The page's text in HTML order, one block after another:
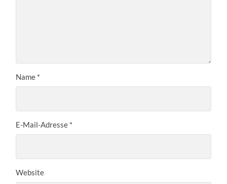
Name *
E-Mail-Adresse *
Website